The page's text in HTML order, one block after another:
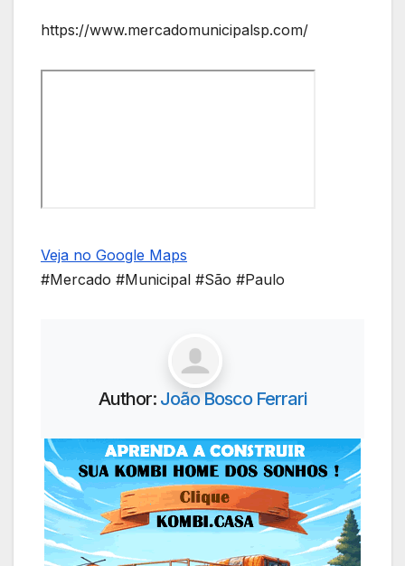
https://www.mercadomunicipalsp.com/
Veja no Google Maps
#Mercado #Municipal #São #Paulo
Author: João Bosco Ferrari